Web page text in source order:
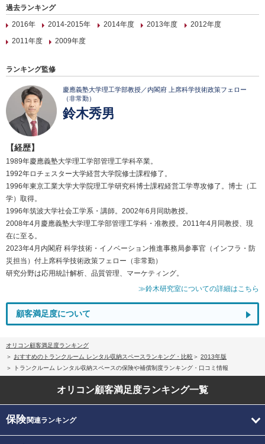
過去ランキング
2016年
2014-2015年 2014年度 2013年度
2012年度
2011年度
2009年度
ランキング監修
慶應義塾大学理工学部教授／内閣府 上席科学技術政策フェロー
（非常勤）
鈴木秀男
【経歴】
1989年慶應義塾大学理工学部管理工学科卒業。
1992年ロチェスター大学経営大学院修士課程修了。
1996年東京工業大学大学院理工学研究科博士課程経営工学専攻修了。博士（工
学）取得。
1996年筑波大学社会工学系・講師。2002年6月同助教授。
2008年4月慶應義塾大学理工学部管理工学科・准教授。2011年4月同教授、現
在に至る。
2023年4月内閣府 科学技術・イノベーション推進事務局参事官（インフラ・防
災担当）付上席科学技術政策フェロー（非常勤）
研究分野は応用統計解析、品質管理、マーケティング。
≫鈴木研究室についての詳細はこちら
顧客満足度について
オリコン顧客満足度ランキング
おすすめのトランクルーム レンタル収納スペースランキング・比較
2013年版
トランクルーム レンタル収納スペースの保険や補償制度ランキング・口コミ情報
オリコン顧客満足度ランキング一覧
保険関連ランキング